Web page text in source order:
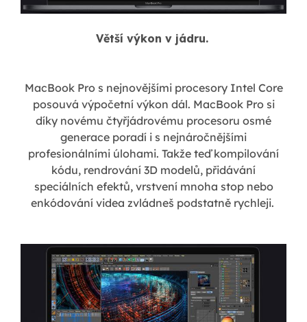
Větší výkon v jádru.
MacBook Pro s nejnovějšími procesory Intel Core
posouvá výpočetní výkon dál. MacBook Pro si
díky novému čtyřjádrovému procesoru osmé
generace poradí i s nejnáročnějšími
profesionálními úlohami. Takže teď kompilování
kódu, rendrování 3D modelů, přidávání
speciálních efektů, vrstvení mnoha stop nebo
enkódování videa zvládneš podstatně rychleji.